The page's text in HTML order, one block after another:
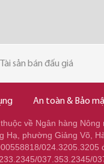
Tài sản bán đấu giá
An toàn & Bảo
về Ngân hàng
Hạ, phường Giảng Võ,
037.353.2345/